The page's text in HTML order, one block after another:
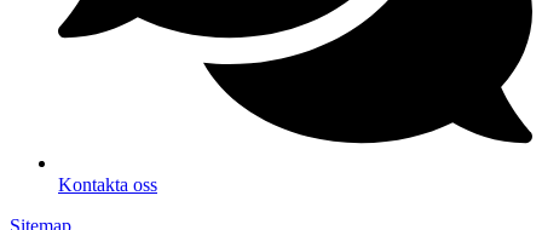
Kontakta oss
Sitemap